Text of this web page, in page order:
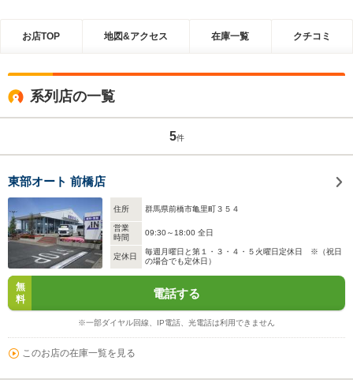
お店TOP 地図&アクセス 在庫一覧 クチコミ
系列店の一覧
5件
東部オート 前橋店
住所 群馬県前橋市亀里町３５４
営業
時間
09:30～18:00 全日
定休日
毎週月曜日と第１・３・４・５火曜日定休日 ※（祝日
の場合でも定休日）
無
料
電話する
※一部ダイヤル回線、IP電話、光電話は利用できません
このお店の在庫一覧を見る